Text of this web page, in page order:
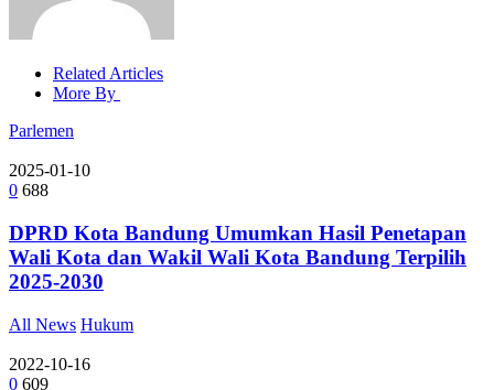
Related Articles
More By
Parlemen
2025-01-10
0 688
DPRD Kota Bandung Umumkan Hasil Penetapan
Wali Kota dan Wakil Wali Kota Bandung Terpilih
2025-2030
All News Hukum
2022-10-16
0 609